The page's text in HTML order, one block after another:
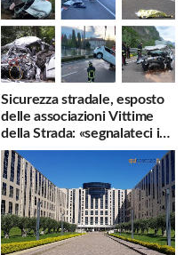
Sicurezza stradale, esposto
delle associazioni Vittime
della Strada: «segnalateci i
pericoli, interverremo
subito»